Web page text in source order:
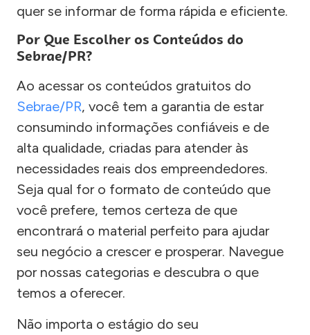
quer se informar de forma rápida e eficiente.
Por Que Escolher os Conteúdos do
Sebrae/PR?
Ao acessar os conteúdos gratuitos do
Sebrae/PR, você tem a garantia de estar
consumindo informações confiáveis e de
alta qualidade, criadas para atender às
necessidades reais dos empreendedores.
Seja qual for o formato de conteúdo que
você prefere, temos certeza de que
encontrará o material perfeito para ajudar
seu negócio a crescer e prosperar. Navegue
por nossas categorias e descubra o que
temos a oferecer.
Não importa o estágio do seu